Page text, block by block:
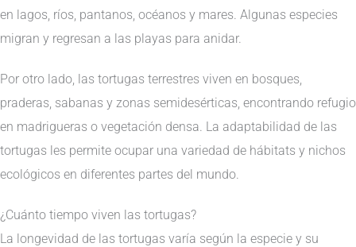
en lagos, ríos, pantanos, océanos y mares. Algunas especies
migran y regresan a las playas para anidar.
Por otro lado, las tortugas terrestres viven en bosques,
praderas, sabanas y zonas semidesérticas, encontrando refugio
en madrigueras o vegetación densa. La adaptabilidad de las
tortugas les permite ocupar una variedad de hábitats y nichos
ecológicos en diferentes partes del mundo.
¿Cuánto tiempo viven las tortugas?
La longevidad de las tortugas varía según la especie y su